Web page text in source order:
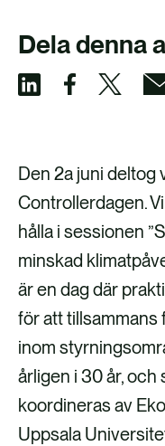
Dela denna
l
a
v
i
a
L
i
n
k
e
l
a
v
i
a
F
a
c
e
b
l
a
v
i
a
X
l
a
v
i
a
e
-
p
o
s
Den 2a juni deltog
Controllerdagen.
hålla i sessionen
minskad
är en dag där
för att tillsammans
inom
årligen i 30 år,
koordineras av
Uppsala